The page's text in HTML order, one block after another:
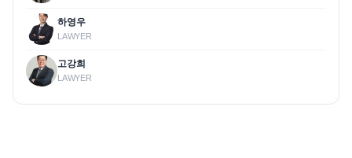
하영우
LAWYER
고강희
LAWYER